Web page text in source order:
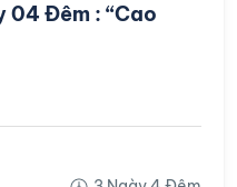
04 Đêm : “Cao